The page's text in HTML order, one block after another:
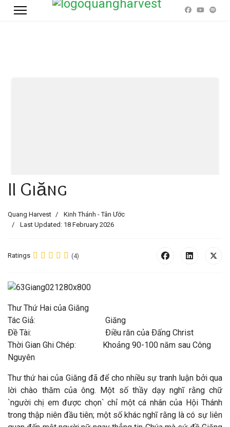
II Giăng
Quang Harvest
Kinh Thánh - Tân Ước
Last Updated: 18 February 2026
Ratings (4)
Thư Thứ Hai của Giăng
Tác Giả: Giăng
Ðề Tài: Ðiều răn của Ðấng Christ
Thời Gian Ghi Chép: Khoảng 90-100 năm sau Công
Nguyên
Thư thứ hai của Giăng đã để cho nhiều sự tranh luận bởi qua
lời chào thăm của ông. Một số thầy dạy nghĩ rằng chữ
`người chị em được chọn` chỉ một cá nhân của Hội Thánh
trong thập niên đầu tiên; một số khác nghĩ rằng là có sự liên